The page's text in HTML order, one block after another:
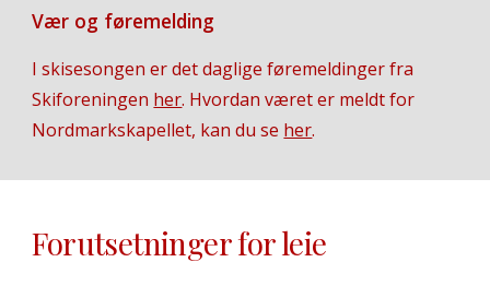
Vær og føremelding
I skisesongen er det daglige føremeldinger fra
Skiforeningen her. Hvordan været er meldt for
Nordmarkskapellet, kan du se her.
Forutsetninger for leie